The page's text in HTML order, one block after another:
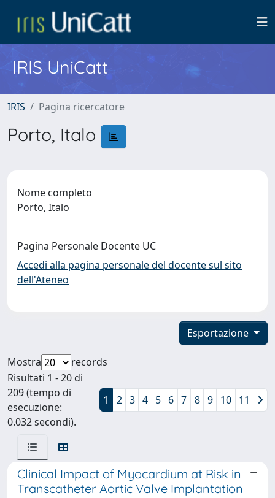
IRIS UniCatt
IRIS Pagina ricercatore
Porto, Italo
Nome completo
Porto, Italo
Pagina Personale Docente UC
Accedi alla pagina personale del docente sul sito
dell'Ateneo
Esportazione
Mostra
records
Risultati 1 - 20 di
209 (tempo di
esecuzione:
0.032 secondi).
1 2 3 4 5 6 7 8 9 10 11
Clinical Impact of Myocardium at Risk in
Transcatheter Aortic Valve Implantation